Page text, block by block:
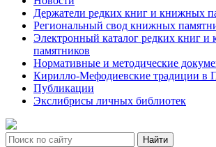
Держатели редких книг и книжных
Региональный свод книжных
Электронный каталог редких книг
памятников
Нормативные и методические
Кирилло-Мефодиевские традиции в
Публикации
Экслибрисы личных библиотек
Найти